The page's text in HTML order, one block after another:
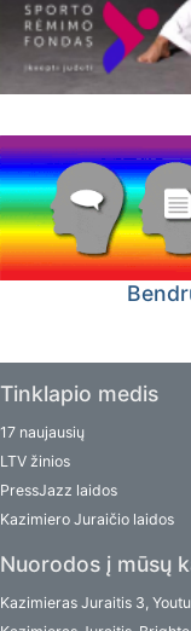
Tinklapio medis
17 naujausių
LTV žinios
PressJazz laidos
Kazimiero Juraičio laidos
Nuorodos į mūsų
Kazimieras Juraitis 3,